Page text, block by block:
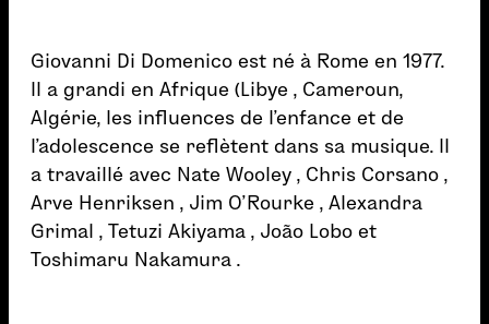
Giovanni Di Domenico est né à Rome en 1977.
Il a grandi en Afrique (Libye , Cameroun,
Algérie, les influences de l’enfance et de
l’adolescence se reflètent dans sa musique. Il
a travaillé avec Nate Wooley , Chris Corsano ,
Arve Henriksen , Jim O’Rourke , Alexandra
Grimal , Tetuzi Akiyama , João Lobo et
Toshimaru Nakamura .